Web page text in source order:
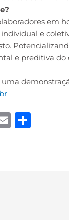
em
e
e preditiva do
uma
E